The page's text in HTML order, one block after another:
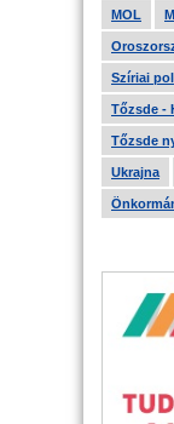
MOL
Szíriai
Tőzsde -
Tőzsde
Ukrajna